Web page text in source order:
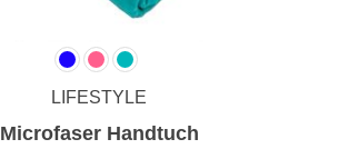
LIFESTYLE
Microfaser Handtuch